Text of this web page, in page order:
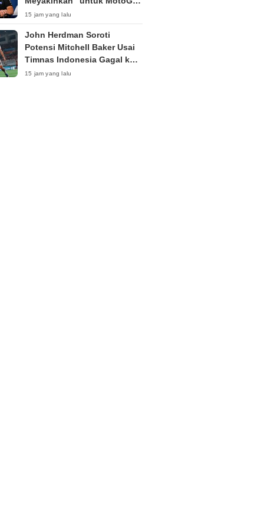
2027
15 jam yang lalu
John Herdman Soroti
Potensi Mitchell Baker Usai
Timnas Indonesia Gagal ke
Semifinal Piala AFF 2026
15 jam yang lalu